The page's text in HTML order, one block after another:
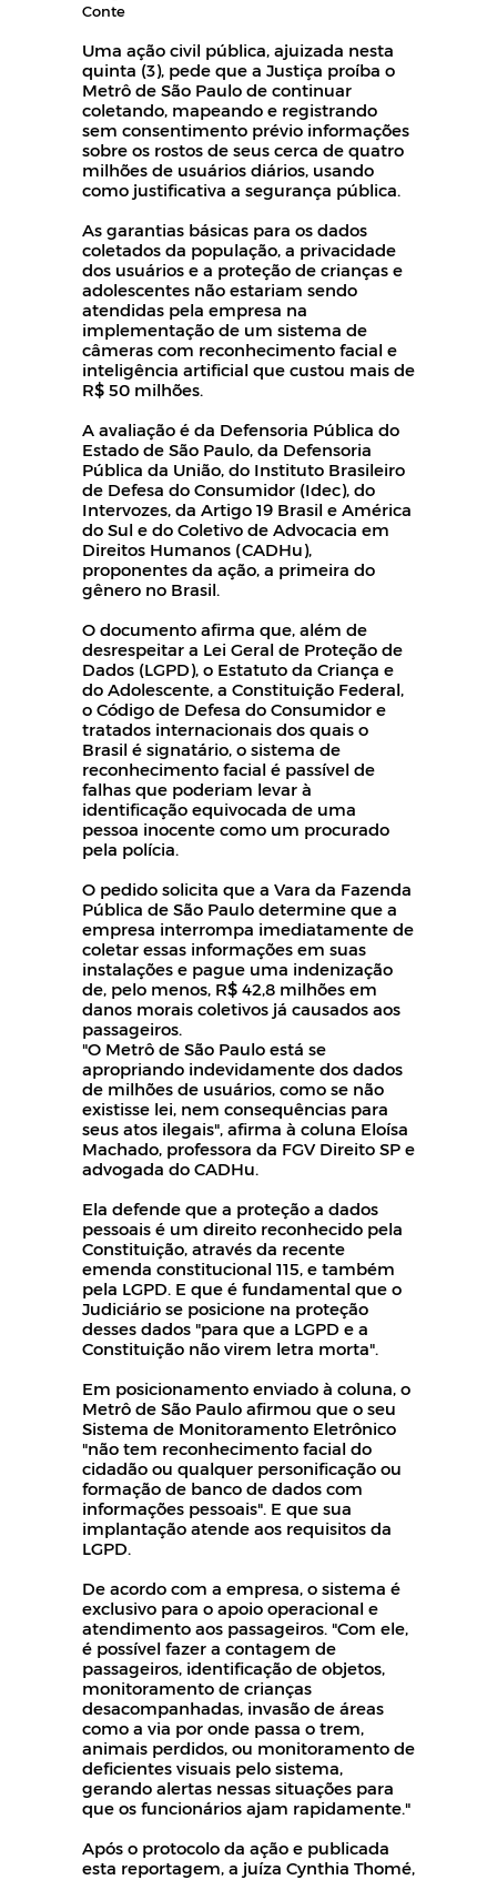
Conte
Uma ação civil pública, ajuizada nesta
quinta (3), pede que a Justiça proíba o
Metrô de São Paulo de continuar
coletando, mapeando e registrando
sem consentimento prévio informações
sobre os rostos de seus cerca de quatro
milhões de usuários diários, usando
como justificativa a segurança pública.
As garantias básicas para os dados
coletados da população, a privacidade
dos usuários e a proteção de crianças e
adolescentes não estariam sendo
atendidas pela empresa na
implementação de um sistema de
câmeras com reconhecimento facial e
inteligência artificial que custou mais de
R$ 50 milhões.
A avaliação é da Defensoria Pública do
Estado de São Paulo, da Defensoria
Pública da União, do Instituto Brasileiro
de Defesa do Consumidor (Idec), do
Intervozes, da Artigo 19 Brasil e América
do Sul e do Coletivo de Advocacia em
Direitos Humanos (CADHu),
proponentes da ação, a primeira do
gênero no Brasil.
O documento afirma que, além de
desrespeitar a Lei Geral de Proteção de
Dados (LGPD), o Estatuto da Criança e
do Adolescente, a Constituição Federal,
o Código de Defesa do Consumidor e
tratados internacionais dos quais o
Brasil é signatário, o sistema de
reconhecimento facial é passível de
falhas que poderiam levar à
identificação equivocada de uma
pessoa inocente como um procurado
pela polícia.
O pedido solicita que a Vara da Fazenda
Pública de São Paulo determine que a
empresa interrompa imediatamente de
coletar essas informações em suas
instalações e pague uma indenização
de, pelo menos, R$ 42,8 milhões em
danos morais coletivos já causados aos
passageiros.
"O Metrô de São Paulo está se
apropriando indevidamente dos dados
de milhões de usuários, como se não
existisse lei, nem consequências para
seus atos ilegais", afirma à coluna Eloísa
Machado, professora da FGV Direito SP e
advogada do CADHu.
Ela defende que a proteção a dados
pessoais é um direito reconhecido pela
Constituição, através da recente
emenda constitucional 115, e também
pela LGPD. E que é fundamental que o
Judiciário se posicione na proteção
desses dados "para que a LGPD e a
Constituição não virem letra morta".
Em posicionamento enviado à coluna, o
Metrô de São Paulo afirmou que o seu
Sistema de Monitoramento Eletrônico
"não tem reconhecimento facial do
cidadão ou qualquer personificação ou
formação de banco de dados com
informações pessoais". E que sua
implantação atende aos requisitos da
LGPD.
De acordo com a empresa, o sistema é
exclusivo para o apoio operacional e
atendimento aos passageiros. "Com ele,
é possível fazer a contagem de
passageiros, identificação de objetos,
monitoramento de crianças
desacompanhadas, invasão de áreas
como a via por onde passa o trem,
animais perdidos, ou monitoramento de
deficientes visuais pelo sistema,
gerando alertas nessas situações para
que os funcionários ajam rapidamente."
Após o protocolo da ação e publicada
esta reportagem, a juíza Cynthia Thomé,